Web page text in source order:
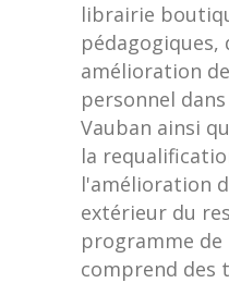
librairie
pédagogiques,
amélioration
personnel
Vauban ainsi
la
l'amélioration
extérieur du
programme
comprend des